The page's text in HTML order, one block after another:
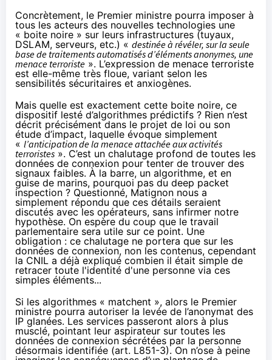
Concrètement, le Premier ministre pourra imposer à
tous les acteurs des nouvelles technologies une
« boite noire » sur leurs infrastructures (tuyaux,
DSLAM, serveurs, etc.) « destinée à révéler, sur la seule
base de traitements automatisés d’éléments anonymes, une
menace terroriste ». L’expression de menace terroriste
est elle-même très floue, variant selon les
sensibilités sécuritaires et anxiogènes.
Mais quelle est exactement cette boite noire, ce
dispositif lesté d’algorithmes prédictifs ? Rien n’est
décrit précisément dans le projet de loi ou son
étude d’impact, laquelle évoque simplement
« l’anticipation de la menace attachée aux activités
terroristes ». C’est un chalutage profond de toutes les
données de connexion pour tenter de trouver des
signaux faibles. À la barre, un algorithme, et en
guise de marins, pourquoi pas du deep packet
inspection ? Questionné, Matignon nous a
simplement répondu que ces détails seraient
discutés avec les opérateurs, sans infirmer notre
hypothèse. On espère du coup que le travail
parlementaire sera utile sur ce point. Une
obligation : ce chalutage ne portera que sur les
données de connexion, non les contenus, cependant
la CNIL a déjà expliqué combien il était simple de
retracer toute l'identité d'une personne via ces
simples éléments...
Si les algorithmes « matchent », alors le Premier
ministre pourra autoriser la levée de l’anonymat des
IP glanées. Les services passeront alors à plus
musclé, pointant leur aspirateur sur toutes les
données de connexion sécrétées par la personne
désormais identifiée (art. L851-3). On n’ose à peine